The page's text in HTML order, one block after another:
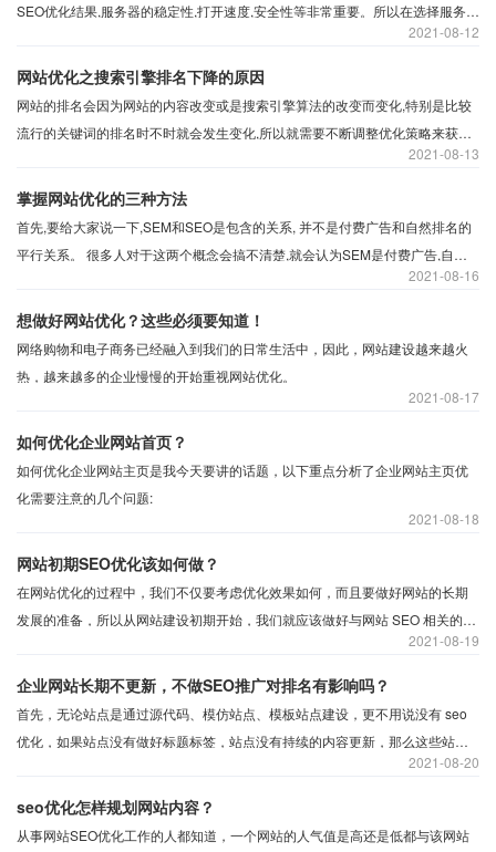
08-12
2021
SEO优化结果,服务器的稳定性,打开速度,安全性等非常重要。所以在选择服务器
08-13
2021
网站优化之搜索引擎排名下降的原因
网站的排名会因为网站的内容改变或是搜索引擎算法的改变而变化,特别是比较
流行的关键词的排名时不时就会发生变化,所以就需要不断调整优化策略来获取
08-16
2021
掌握网站优化的三种方法
首先,要给大家说一下,SEM和SEO是包含的关系, 并不是付费广告和自然排名的
平行关系。 很多人对于这两个概念会搞不清楚,就会认为SEM是付费广告,自然
08-17
2021
想做好网站优化？这些必须要知道！
网络购物和电子商务已经融入到我们的日常生活中，因此，网站建设越来越火
热，越来越多的企业慢慢的开始重视网站优化。
08-18
2021
如何优化企业网站首页？
如何优化企业网站主页是我今天要讲的话题，以下重点分析了企业网站主页优
08-19
2021
网站初期SEO优化该如何做？
在网站优化的过程中，我们不仅要考虑优化效果如何，而且要做好网站的长期
发展的准备，所以从网站建设初期开始，我们就应该做好与网站 SEO 相关的优
化工作。那么对于企业想要得到更大的优化效果，需要如何做好初始 SEO 呢？
我们一起来看看吧。
08-20
2021
企业网站长期不更新，不做SEO推广对排名有影响吗？
首先，无论站点是通过源代码、模仿站点、模板站点建设，更不用说没有 seo
优化，如果站点没有做好标题标签，站点没有持续的内容更新，那么这些站点
可能搜索到的官方站点品牌词都不容易找到排名，那么网站流量就更不用说增
长了。
seo优化怎样规划网站内容？
从事网站SEO优化工作的人都知道，一个网站的人气值是高还是低都与该网站